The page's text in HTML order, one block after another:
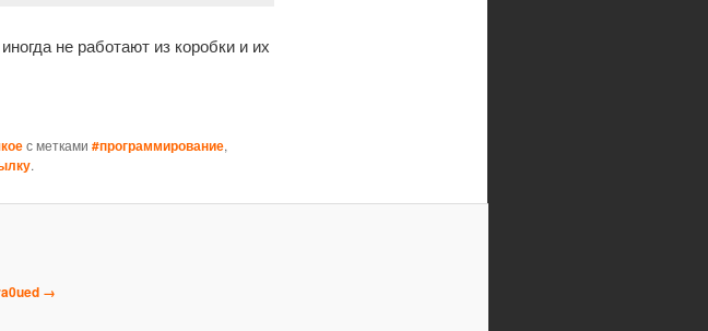
не работают из коробки и их
с метками#программирование,
.
→